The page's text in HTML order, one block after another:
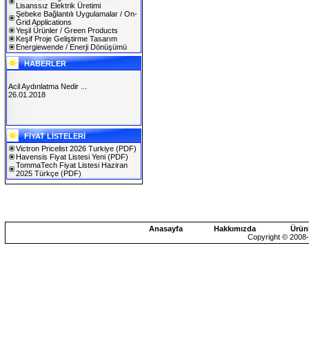
Lisanssız Elektrik Üretimi
Şebeke Bağlantılı Uygulamalar / On-
Grid Applications
Yeşil Ürünler / Green Products
Keşif Proje Geliştirme Tasarım
Energiewende / Enerji Dönüşümü
HABERLER
SOLAREX ISTANBUL 2019
30.01.2019
Acil Aydınlatma Nedir ...
26.01.2018
FİYAT LİSTELERİ
Victron Pricelist 2026 Turkiye (PDF)
Havensis Fiyat Listesi Yeni (PDF)
TommaTech Fiyat Listesi Haziran
2025 Türkçe (PDF)
Anasayfa Hakkımızda
Copyright ©